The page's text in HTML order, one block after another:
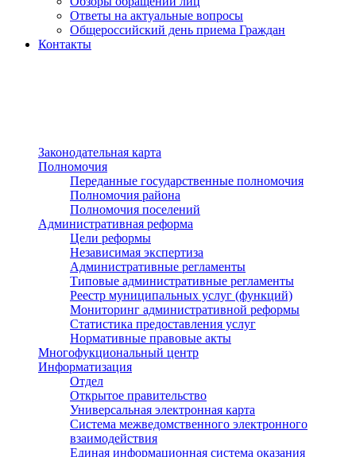
Ответы на актуальные вопросы
Общероссийский день приема Граждан
Контакты
Законодательная карта
Полномочия
Переданные государственные полномочия
Полномочия района
Полномочия поселений
Административная реформа
Цели реформы
Независимая экспертиза
Административные регламенты
Типовые административные регламенты
Реестр муниципальных услуг (функций)
Мониторинг административной реформы
Статистика предоставления услуг
Нормативные правовые акты
Многофукциональный центр
Информатизация
Отдел
Открытое правительство
Универсальная электронная карта
Система межведомственного электронного
взаимодействия
Единая информационная система оказания